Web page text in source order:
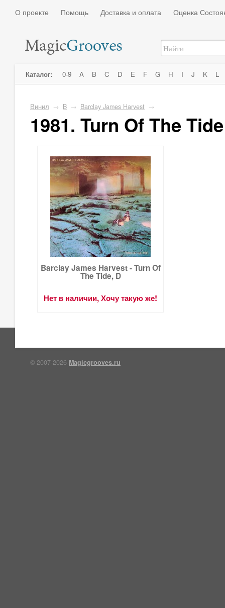
О проекте Помощь Доставка и оплата Оценка
Каталог: 0-9 A B C D E F G H I J K L
Винил → B → Barclay James Harvest →
1981. Turn Of The Tide
Barclay James Harvest - Turn Of
The Tide, D
Нет в наличии, Хочу такую же!
© 2007-2026 Magicgrooves.ru